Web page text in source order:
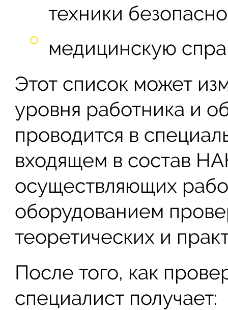
техники
медицинскую
Этот список может
уровня работника и
проводится в
входящем в состав
осуществляющих
оборудованием
теоретических и
После того, как
специалист получает: